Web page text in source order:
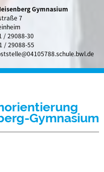
Gymnasium
7
/ 29088-30
/ 29088-55
Gymnasium